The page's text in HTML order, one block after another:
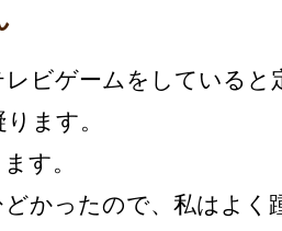
ビゲームをしていると
ます。
す。
かったので、私はよく